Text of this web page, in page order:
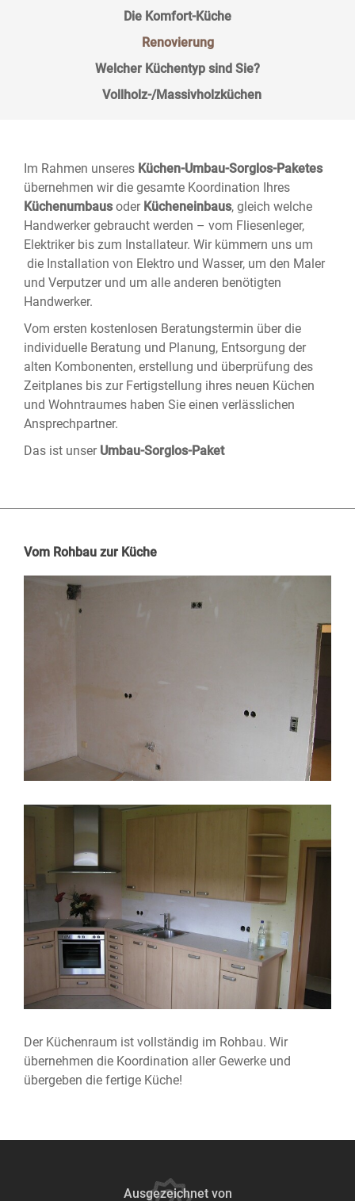
Die Komfort-Küche
Renovierung
Welcher Küchentyp sind Sie?
Vollholz-/Massivholzküchen
Im Rahmen unseres Küchen-Umbau-Sorglos-Paketes
übernehmen wir die gesamte Koordination Ihres
Küchenumbausoder Kücheneinbaus, gleich welche
Handwerker gebraucht werden – vom Fliesenleger,
Elektriker bis zum Installateur. Wir kümmern uns um
die Installation von Elektro und Wasser, um den Maler
und Verputzer und um alle anderen benötigten
Handwerker.
Vom ersten kostenlosen Beratungstermin über die
individuelle Beratung und Planung, Entsorgung der
alten Kombonenten, erstellung und überprüfung des
Zeitplanes bis zur Fertigstellung ihres neuen Küchen
und Wohntraumes haben Sie einen verlässlichen
Ansprechpartner.
Das ist unser Umbau-Sorglos-Paket
Vom Rohbau zur Küche
Der Küchenraum ist vollständig im Rohbau. Wir
übernehmen die Koordination aller Gewerke und
übergeben die fertige Küche!
Ausgezeichnet von